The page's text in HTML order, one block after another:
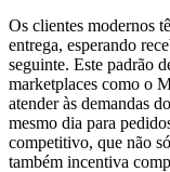
Os clientes modernos
entrega, esperando
seguinte. Este padrão
marketplaces como o
atender às demandas
mesmo dia para
competitivo, que não
também incentiva